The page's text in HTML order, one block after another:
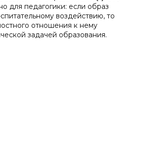
для педагогики: если образ
воздействию, то
отношения к нему
задачей образования.